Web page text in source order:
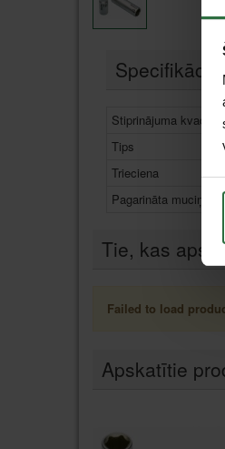
Specifikācija
Stiprinājuma kvadrāts
Tips
Trieciena
Pagarināta muciņa
Tie, kas
Failed to load
Apskatītie